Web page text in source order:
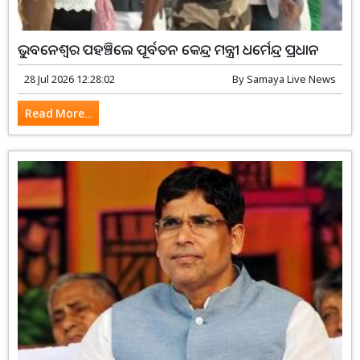
ଭୁବନେଶ୍ୱର ପହଞ୍ଚିଲେ ପୂର୍ବତନ କେନ୍ଦ୍ର ମନ୍ତ୍ରୀ ଧର୍ମେନ୍ଦ୍ର ପ୍ରଧାନ
28 Jul 2026 12:28:02 BySamaya Live News
Read More...